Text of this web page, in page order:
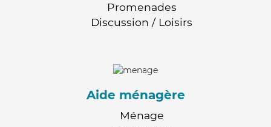
Promenades
Discussion / Loisirs
Aide ménagère
Ménage